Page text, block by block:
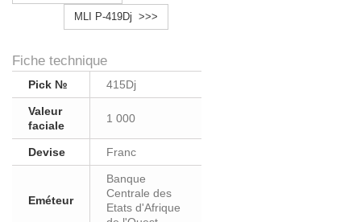
MLI P-419Dj >>>
Fiche technique
Pick № 415Dj
Valeur
faciale
1 000
Devise Franc
Eméteur
Banque
Centrale des
Etats d'Afrique